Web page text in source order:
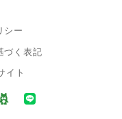
シー
づく表記
イト